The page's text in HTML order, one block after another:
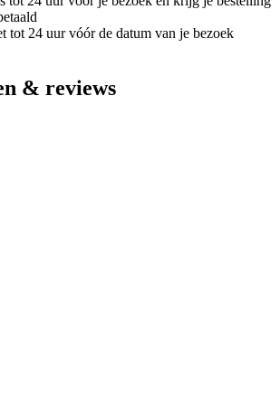
tot 24 uur vóór de datum van je bezoek
& reviews